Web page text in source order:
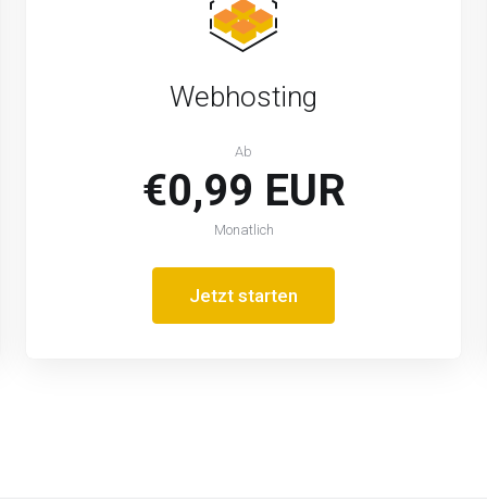
Webhosting
Ab
€0,99 EUR
Monatlich
Jetzt starten